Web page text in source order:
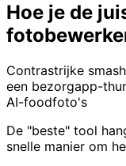
Hoe je de
Contrastrijke
een bezorgapp-
AI-foodfoto's
De "beste" tool
snelle manier om